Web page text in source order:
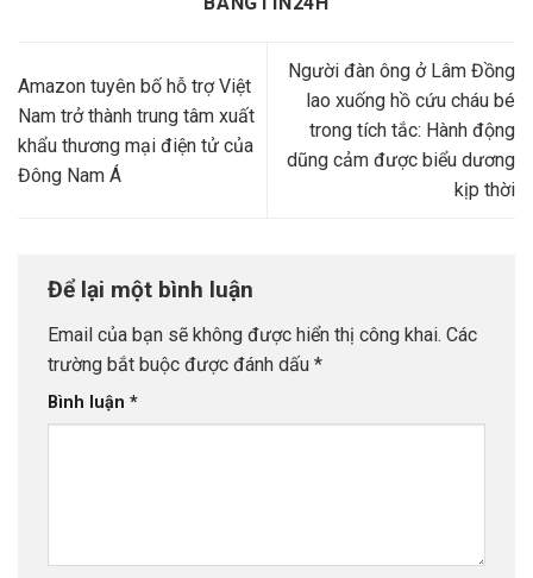
Amazon tuyên bố hỗ trợ Việt
Nam trở thành trung tâm xuất
khẩu thương mại điện tử của
Đông Nam Á
Người đàn ông ở Lâm Đồng
lao xuống hồ cứu cháu bé
trong tích tắc: Hành động
dũng cảm được biểu dương
kịp thời
Để lại một bình luận
Email của bạn sẽ không được hiển thị công khai. Các
trường bắt buộc được đánh dấu *
Bình luận *